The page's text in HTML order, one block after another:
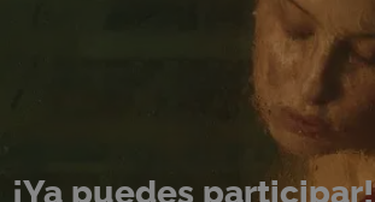
¡Ya puedes participar!